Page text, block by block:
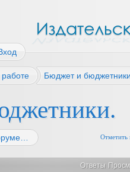
Бюджет и
Отметить
Ответы